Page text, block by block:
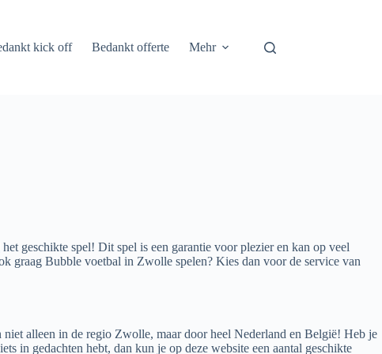
kick off Bedankt offerte Mehr
het geschikte spel! Dit spel is een garantie voor plezier en kan op veel
graag Bubble voetbal in Zwolle spelen? Kies dan voor de service van
alleen in de regio Zwolle, maar door heel Nederland en België! Heb je
in gedachten hebt, dan kun je op deze website een aantal geschikte